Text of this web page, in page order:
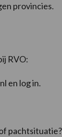
provincies.
RVO:
en log in.
pachtsituatie?